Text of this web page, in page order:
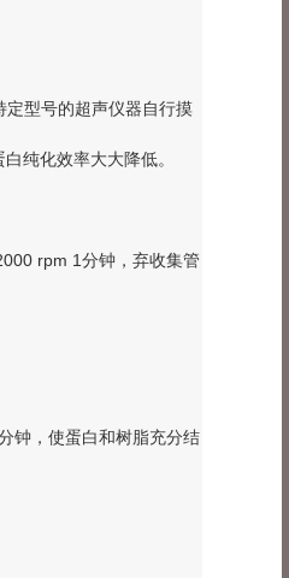
型号的超声仪器自行摸
纯化效率大大降低。
rpm 1分钟，弃收集管
钟，使蛋白和树脂充分结